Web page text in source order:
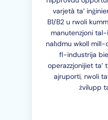
varjetà ta’
B1/B2 u rwoli
manutenzjoni
naħdmu wkoll mill-
fl-industrija
operazzjonijiet ta’
ajruporti, rwoli
żvilupp